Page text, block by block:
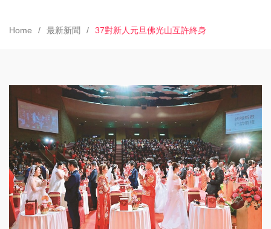
Home 最新新聞 37對新人元旦佛光山互許終身